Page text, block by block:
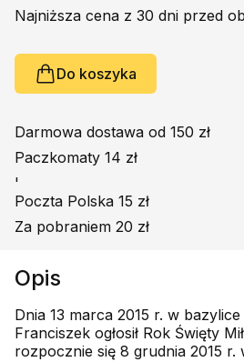
Najniższa cena z 30 dni przed
Do koszyka
Darmowa dostawa od 150 zł
Paczkomaty 14 zł
'
Poczta Polska 15 zł
Za pobraniem 20 zł
Opis
Dnia 13 marca 2015 r. w
Franciszek ogłosił Rok Święty
rozpocznie się 8 grudnia 2015